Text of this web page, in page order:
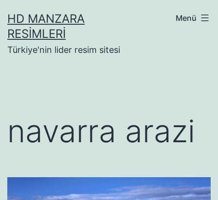
geçHD MANZARA
RESIMLERI
Türkiye'nin lider resim sitesi
Menü
navarra arazi